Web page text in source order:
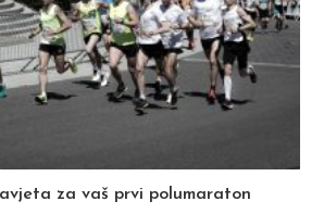
za vaš prvi polumaraton